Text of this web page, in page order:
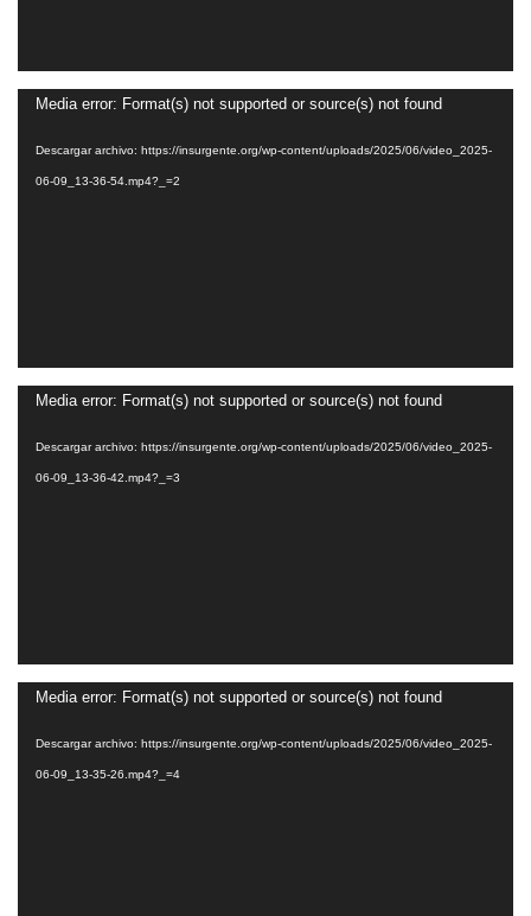
Reproductor
Media error: Format(s) not supported or source(s) not found
Descargar archivo: https://insurgente.org/wp-content/uploads/2025/06/video_2025-
06-09_13-36-54.mp4?_=2
Reproductor
Media error: Format(s) not supported or source(s) not found
Descargar archivo: https://insurgente.org/wp-content/uploads/2025/06/video_2025-
06-09_13-36-42.mp4?_=3
Reproductor
Media error: Format(s) not supported or source(s) not found
Descargar archivo: https://insurgente.org/wp-content/uploads/2025/06/video_2025-
06-09_13-35-26.mp4?_=4